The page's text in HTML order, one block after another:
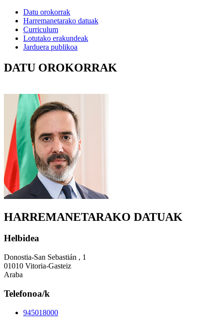
Datu orokorrak
Harremanetarako datuak
Curriculum
Lotutako erakundeak
Jarduera publikoa
DATU OROKORRAK
HARREMANETARAKO DATUAK
Helbidea
Donostia-San Sebastián , 1
01010 Vitoria-Gasteiz
Araba
Telefonoa/k
945018000